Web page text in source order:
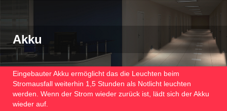
Akku
Eingebauter Akku ermöglicht das die Leuchten beim
Stromausfall weiterhin 1,5 Stunden als Notlicht leuchten
werden. Wenn der Strom wieder zurück ist, lädt sich der Akku
wieder auf.